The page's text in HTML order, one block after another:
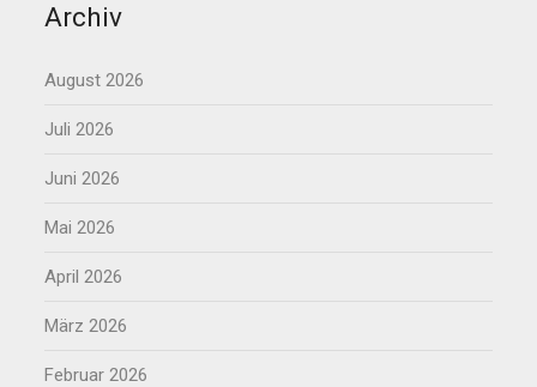
Archiv
August 2026
Juli 2026
Juni 2026
Mai 2026
April 2026
März 2026
Februar 2026